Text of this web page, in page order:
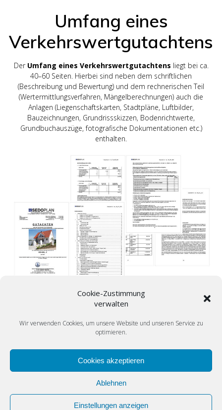
Cookie-Zustimmung
verwalten
Wir verwenden Cookies, um unsere Website und unseren Service zu
optimieren.
Cookies akzeptieren
Ablehnen
Einstellungen anzeigen
Umfang eines
Verkehrswertgutachtens
Der Umfang eines Verkehrswertgutachtens liegt bei ca.
40–60 Seiten. Hierbei sind neben dem schriftlichen
(Beschreibung und Bewertung) und dem rechnerischen Teil
(Wertermittlungsverfahren, Mängelberechnungen) auch die
Anlagen (Liegenschaftskarten, Stadtpläne, Luftbilder,
Bauzeichnungen, Grundrissskizzen, Bodenrichtwerte,
Grundbuchauszüge, fotografische Dokumentationen etc.)
enthalten.
Gerne helfen wir Ihnen, wie bereits vielen anderen Kundinnen
diskret.
© 2026 SEDOPLAN.de Immobilienbewertung Düsseldorf. Erstellt